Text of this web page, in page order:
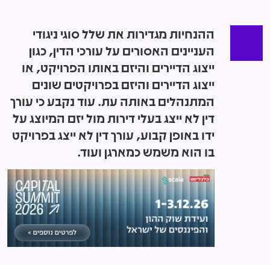
ההנחיות מגדירות את שלל סוגי ניגודי
העניינים האסורים על עורכי הדין, כגון
ייצוג הדיירים והיזם באותו הפרויקט, או
ייצוג הדיירים והיזם בפרויקטים שונים
המתנהלים באותה עת. עוד נקבע כי עורך
דין לא ייצג בעלי דירות מול יזם המיוצג על
ידו באופן קבוע, עורך דין לא ייצג בפרויקט
בו הוא משמש כמארגן ועוד.